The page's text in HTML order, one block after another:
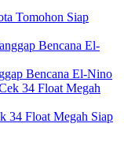
Tomohon Siap
Bencana El-Nino
34 Float Megah Siap